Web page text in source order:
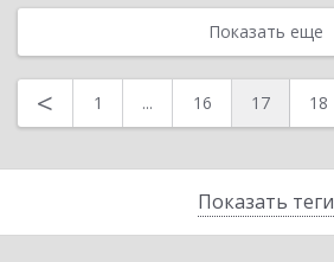
Показать теги
Показать еще
< 1 ... 16 17 18